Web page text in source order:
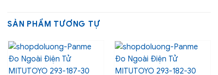
SẢN PHẨM TƯƠNG TỰ